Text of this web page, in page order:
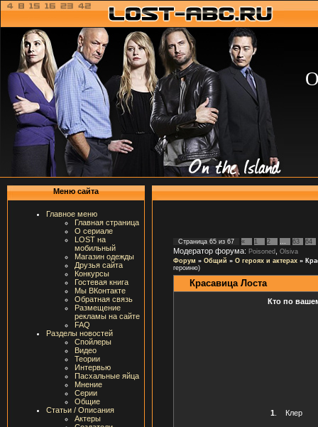
Меню сайта
Главное меню
Главная страница
О сериале
LOST на
мобильный
Магазин одежды
Друзья сайта
Конкурсы
Гостевая книга
Мы ВКонтакте
Обратная связь
Размещение
рекламы на сайте
FAQ
Разделы новостей
Спойлеры
Видео
Теории
Интервью
Пасхальные яйца
Мнение
Серии
Общие
Статьи / Описания
Актеры
Страница 65 из 67 « 1 2 63 64
Модератор форума: Poisoned
Olsiva
Форум » Общий » О героях и актерах »
героиню)
Красавица Лоста
Кто по
1 Клер